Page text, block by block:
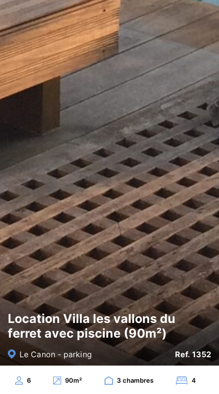
Location Villa les vallons du
ferret avec piscine (90m²)
Le Canon - parking Ref. 1352
6 90m² 3 chambres 4